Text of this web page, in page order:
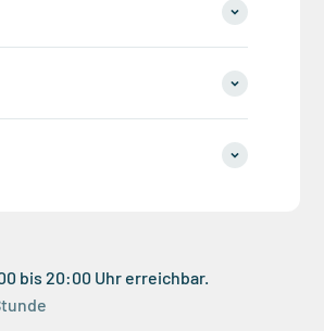
bis 20:00 Uhr erreichbar.